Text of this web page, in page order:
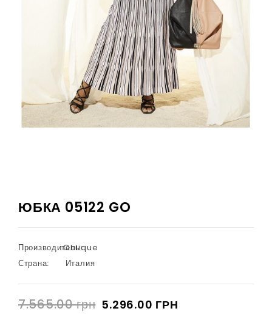
ЮБКА 05122 GO
Производитель:
Oblique
Страна:
Италия
7.565.00 грн 5.296.00 ГРН